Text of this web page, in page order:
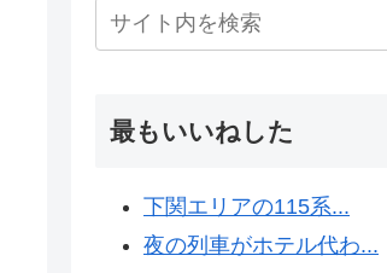
最もいいねした
下関エリアの115系...
夜の列車がホテル代わ...